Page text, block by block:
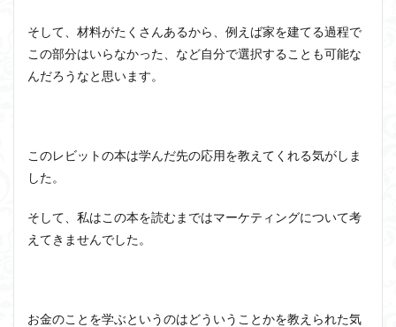
そして、材料がたくさんあるから、例えば家を建てる過程で
この部分はいらなかった、など自分で選択することも可能な
んだろうなと思います。
このレビットの本は学んだ先の応用を教えてくれる気がしま
した。
そして、私はこの本を読むまではマーケティングについて考
えてきませんでした。
お金のことを学ぶというのはどういうことかを教えられた気